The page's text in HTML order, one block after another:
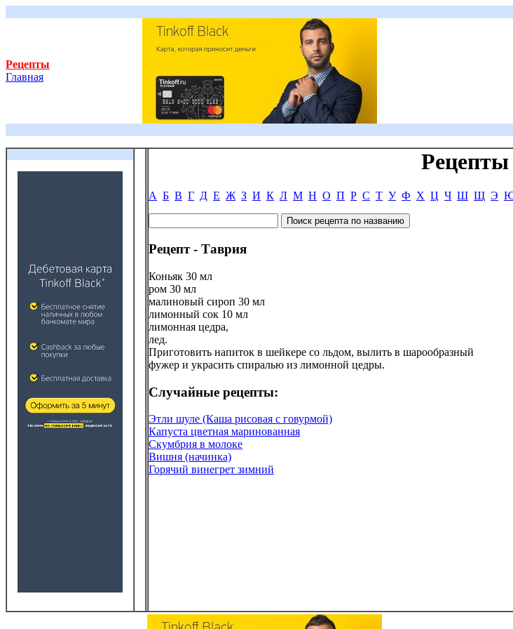
Рецепты
Главная
Рецепты
А Б В Г Д Е Ж З И К Л М Н О П Р С Т У Ф Х Ц Ч Ш Щ Э
Рецепт - Таврия
Коньяк 30 мл
ром 30 мл
малиновый сироп 30 мл
лимонный сок 10 мл
лимонная цедра,
лед.
Приготовить напиток в шейкере со льдом, вылить в шарообразный
фужер и украсить спиралью из лимонной цедры.
Случайные рецепты:
Этли шуле (Каша рисовая с говурмой)
Капуста цветная маринованная
Скумбрия в молоке
Вишня (начинка)
Горячий винегрет зимний